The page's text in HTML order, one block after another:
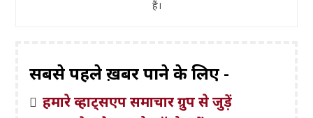
हैं।
सबसे पहले ख़बरें पाने के लिए -
हमारे व्हाट्सएप समाचार ग्रुप से जुड़ें